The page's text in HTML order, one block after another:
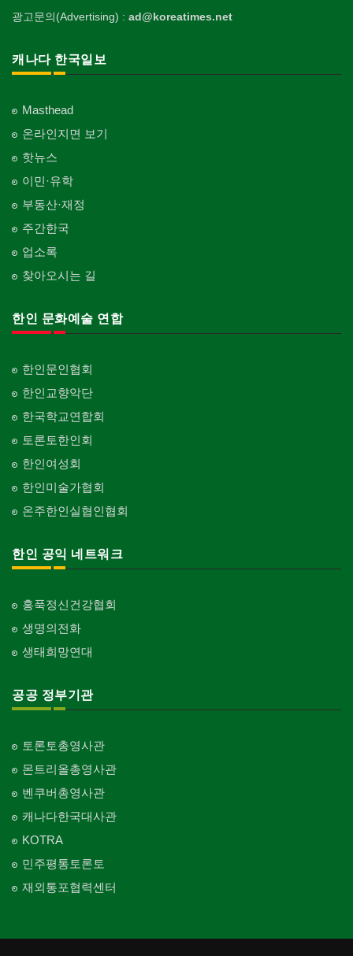
광고문의(Advertising) : ad@koreatimes.net
캐나다 한국일보
Masthead
온라인지면 보기
핫뉴스
이민·유학
부동산·재정
주간한국
업소록
찾아오시는 길
한인 문화예술 연합
한인문인협회
한인교향악단
한국학교연합회
토론토한인회
한인여성회
한인미술가협회
온주한인실협인협회
한인 공익 네트워크
홍푹정신건강협회
생명의전화
생태희망연대
공공 정부기관
토론토총영사관
몬트리올총영사관
벤쿠버총영사관
캐나다한국대사관
KOTRA
민주평통토론토
재외통포협력센터